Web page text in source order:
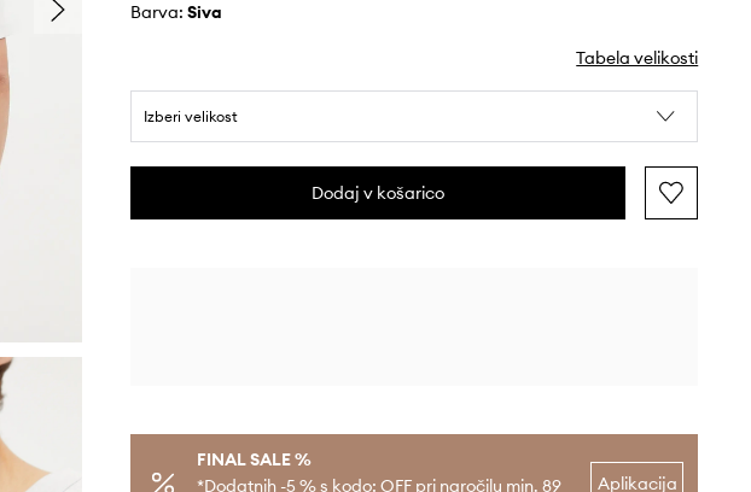
Barva: siva
Tabela velikosti
Izberi velikost
Dodaj v košarico
FINAL SALE %
*Dodatnih -5 % s kodo: OFF pri naročilu min. 89
Aplikacija